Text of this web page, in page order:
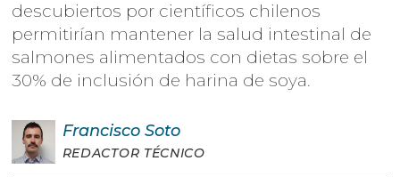
descubiertos por científicos chilenos
permitirían mantener la salud intestinal de
salmones alimentados con dietas sobre el
30% de inclusión de harina de soya.
Francisco Soto
REDACTOR TÉCNICO